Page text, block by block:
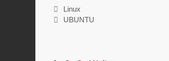
Kategorien
Linux
Schlagwörter
UBUNTU